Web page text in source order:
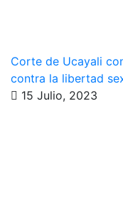
Corte de Ucayali
contra la libertad
15 Julio, 2023